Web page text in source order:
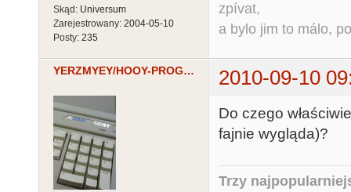
Skąd: Universum
Zarejestrowany: 2004-05-10
Posty: 235
zpívat,
a bylo jim to málo,
YERZMYEY/HOOY-PROGRAM 2010-09-10
Do czego
fajnie wygląda)?
Trzy